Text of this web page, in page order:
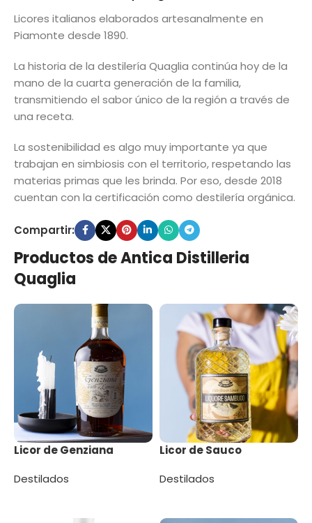
Licores italianos elaborados artesanalmente en
Piamonte desde 1890.
La historia de la destilería Quaglia continúa hoy de la
mano de la cuarta generación de la familia,
transmitiendo el sabor único de la región a través de
una receta.
La sostenibilidad es algo muy importante ya que
trabajan en simbiosis con el territorio, respetando las
materias primas que les brinda. Por eso, desde 2018
cuentan con la certificación como destilería orgánica.
Compartir:
Productos de Antica Distilleria
Quaglia
Licor de Genziana
Destilados
Licor de Sauco
Destilados